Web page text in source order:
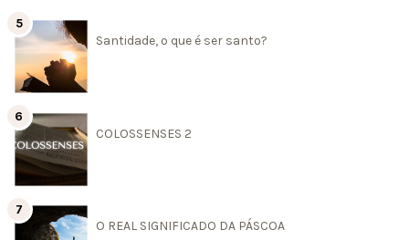
Santidade, o que é ser santo?
COLOSSENSES 2
O REAL SIGNIFICADO DA PÁSCOA